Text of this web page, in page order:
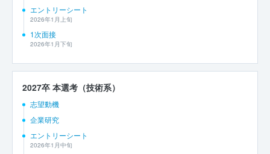
エントリーシート
2026年1月上旬
1次面接
2026年1月下旬
2027卒 本選考（技術系）
志望動機
企業研究
エントリーシート
2026年1月中旬